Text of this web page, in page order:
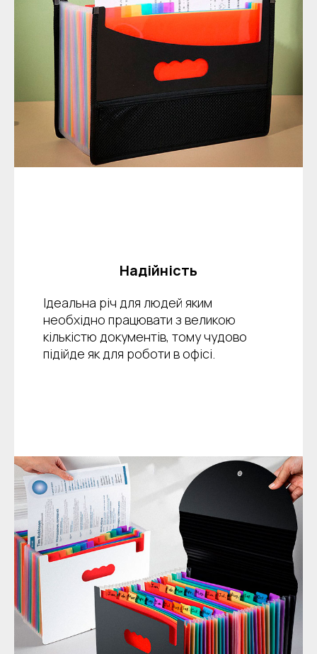
Надійність
Ідеальна річ для людей яким
необхідно працювати з великою
кількістю документів, тому чудово
підійде як для роботи в офісі.